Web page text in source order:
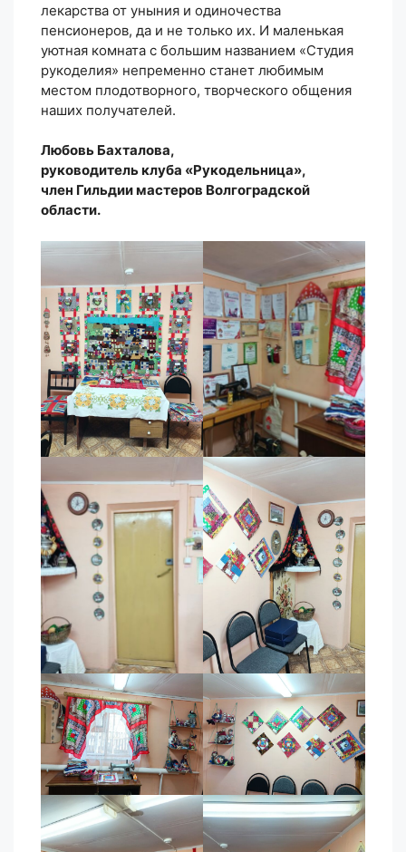
лекарства от уныния и одиночества
пенсионеров, да и не только их. И маленькая
уютная комната с большим названием «Студия
рукоделия» непременно станет любимым
местом плодотворного, творческого общения
наших получателей.
Любовь Бахталова,
руководитель клуба «Рукодельница»,
член Гильдии мастеров Волгоградской
области.